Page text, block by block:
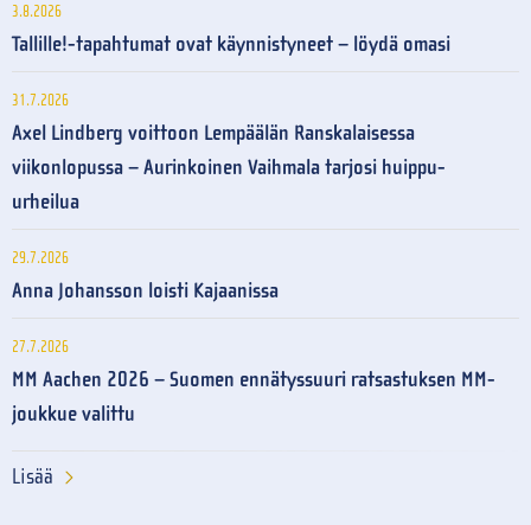
3.8.2026
Tallille!-tapahtumat ovat käynnistyneet – löydä omasi
31.7.2026
Axel Lindberg voittoon Lempäälän Ranskalaisessa
viikonlopussa – Aurinkoinen Vaihmala tarjosi huippu-
urheilua
29.7.2026
Anna Johansson loisti Kajaanissa
27.7.2026
MM Aachen 2026 – Suomen ennätyssuuri ratsastuksen MM-
joukkue valittu
Lisää